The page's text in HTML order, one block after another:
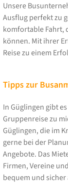
Unsere
Ausflug perfekt zu
komfortable Fahrt,
können. Mit ihrer
Reise zu einem
Tipps zur
In Güglingen gibt
Gruppenreise zu
Güglingen, die im
gerne bei der
Angebote. Das
Firmen, Vereine
bequem und